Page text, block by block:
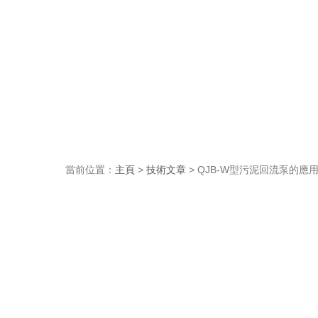
當前位置： 主頁 >技術文章 > QJB-W型污泥回流泵的應